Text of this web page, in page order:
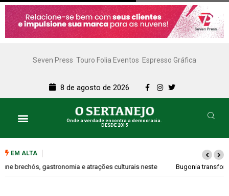
Seven Press Touro Folia Eventos Espresso Gráfica
8 de agosto de 2026
Onde a verdade encontra a democracia.
DESDE 2015
EM ALTA
Bugonia transforma paranoia e conspiração em um suspense imprevisível